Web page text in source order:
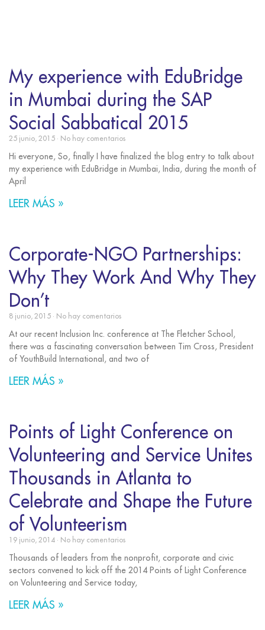
My experience with EduBridge
in Mumbai during the SAP
Social Sabbatical 2015
25 junio, 2015 No hay comentarios
Hi everyone, So, finally I have finalized the blog entry to talk about
my experience with EduBridge in Mumbai, India, during the month of
April
LEER MÁS »
Corporate-NGO Partnerships:
Why They Work And Why They
Don’t
8 junio, 2015 No hay comentarios
At our recent Inclusion Inc. conference at The Fletcher School,
there was a fascinating conversation between Tim Cross, President
of YouthBuild International, and two of
LEER MÁS »
Points of Light Conference on
Volunteering and Service Unites
Thousands in Atlanta to
Celebrate and Shape the Future
of Volunteerism
19 junio, 2014 No hay comentarios
Thousands of leaders from the nonprofit, corporate and civic
sectors convened to kick off the 2014 Points of Light Conference
on Volunteering and Service today,
LEER MÁS »